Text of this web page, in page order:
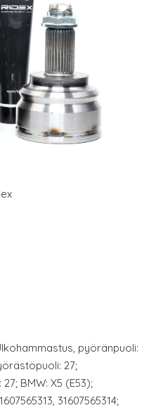
pyöränpuoli:
27;
BMW: X5 (E53);
31607565314;